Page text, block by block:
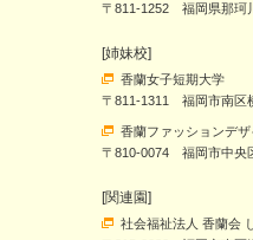
〒811-1252 福岡県那珂
[姉妹校]
香蘭女子短期大学
〒811-1311 福岡市南区
香蘭ファッションデ
〒810-0074 福岡市中央
[関連園]
社会福祉法人 香蘭会